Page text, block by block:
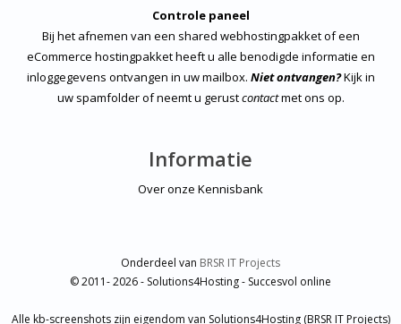
Controle paneel
Bij het afnemen van een shared webhostingpakket of een
eCommerce hostingpakket heeft u alle benodigde informatie en
inloggegevens ontvangen in uw mailbox. Niet ontvangen?Kijk in
uw spamfolder of neemt u gerustcontactmet ons op.
Informatie
Over onze Kennisbank
Onderdeel van BRSR IT Projects
© 2011- 2026 - Solutions4Hosting - Succesvol online
Alle kb-screenshots zijn eigendom van Solutions4Hosting (BRSR IT Projects)